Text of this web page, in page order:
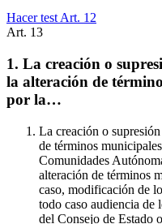
Hacer test Art. 12
Art. 13
1. La creación o
la alteración de
por la…
La creación o
de términos
Comunidades
alteración de términos
caso, modificación de
todo caso audiencia de
del Consejo de Estado